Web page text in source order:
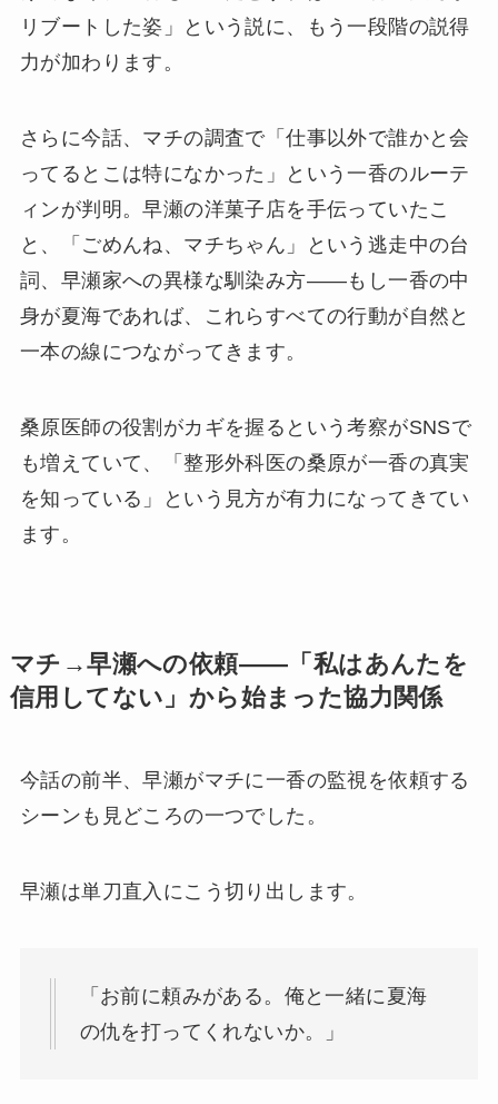
リブートした姿」という説に、もう一段階の説得
力が加わります。
さらに今話、マチの調査で「仕事以外で誰かと会
ってるとこは特になかった」という一香のルーテ
ィンが判明。早瀬の洋菓子店を手伝っていたこ
と、「ごめんね、マチちゃん」という逃走中の台
詞、早瀬家への異様な馴染み方——もし一香の中
身が夏海であれば、これらすべての行動が自然と
一本の線につながってきます。
桑原医師の役割がカギを握るという考察がSNSで
も増えていて、「整形外科医の桑原が一香の真実
を知っている」という見方が有力になってきてい
ます。
マチ→早瀬への依頼——「私はあんたを
信用してない」から始まった協力関係
今話の前半、早瀬がマチに一香の監視を依頼する
シーンも見どころの一つでした。
早瀬は単刀直入にこう切り出します。
「お前に頼みがある。俺と一緒に夏海
の仇を打ってくれないか。」